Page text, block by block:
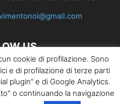
US
cookie di profilazione. Sono
e di profilazione di terze parti
plugin” e di Google Analytics.
o continuando la navigazione